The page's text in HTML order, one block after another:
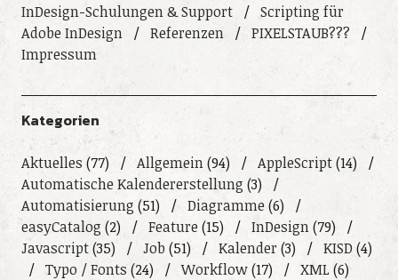
InDesign-Schulungen & Support
Scripting für
Adobe InDesign
Referenzen
PIXELSTAUB???
Impressum
Kategorien
Aktuelles (77) Allgemein(94) AppleScript(14)
Automatische Kalendererstellung (3)
Automatisierung (51) Diagramme (6)
easyCatalog (2) Feature (15) InDesign(79)
Javascript(35) Job (51) Kalender(3) KISD(4)
Typo / Fonts (24) Workflow(17) XML(6)